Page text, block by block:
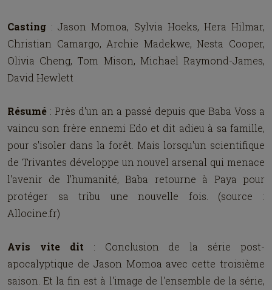
Casting : Jason Momoa, Sylvia Hoeks, Hera Hilmar,
Christian Camargo, Archie Madekwe, Nesta Cooper,
Olivia Cheng, Tom Mison, Michael Raymond-James,
David Hewlett
Résumé : Près d'un an a passé depuis que Baba Voss a
vaincu son frère ennemi Edo et dit adieu à sa famille,
pour s'isoler dans la forêt. Mais lorsqu'un scientifique
de Trivantes développe un nouvel arsenal qui menace
l'avenir de l'humanité, Baba retourne à Paya pour
protéger sa tribu une nouvelle fois. (source :
Allocine.fr)
Avis vite dit : Conclusion de la série post-
apocalyptique de Jason Momoa avec cette troisième
saison. Et la fin est à l'image de l'ensemble de la série,